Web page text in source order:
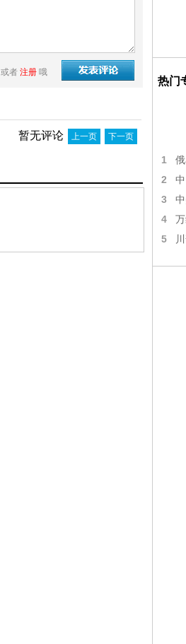
或者 注册 哦
暂无评论 上一页 下一页
热门
1
2
3
4
5